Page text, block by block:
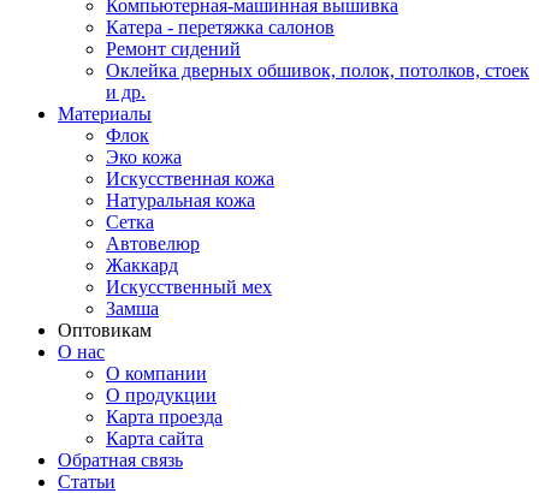
Компьютерная-машинная вышивка
Катера - перетяжка салонов
Ремонт сидений
Оклейка дверных обшивок, полок, потолков, стоек
и др.
Материалы
Флок
Эко кожа
Искусственная кожа
Натуральная кожа
Сетка
Автовелюр
Жаккард
Искусственный мех
Замша
Оптовикам
О нас
О компании
О продукции
Карта проезда
Карта сайта
Обратная связь
Статьи